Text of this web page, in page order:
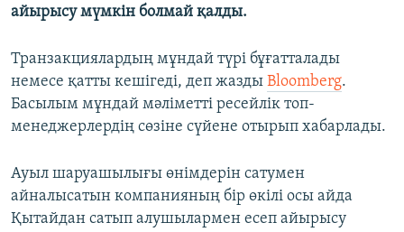
айырысу мүмкін болмай қалды.
Транзакциялардың мұндай түрі бұғатталады
немесе қатты кешігеді, деп жазды Bloomberg.
Басылым мұндай мәліметті ресейлік топ-
менеджерлердің сөзіне сүйене отырып хабарлады.
Ауыл шаруашылығы өнімдерін сатумен
айналысатын компанияның бір өкілі осы айда
Қытайдан сатып алушылармен есеп айырысу